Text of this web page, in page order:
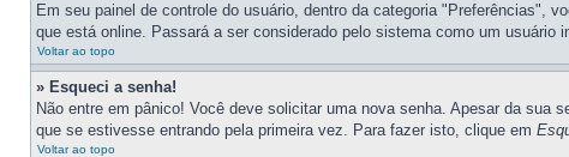
Em seu painel de controle do usuário, dentro da categoria "Preferências",
que está online. Passará a ser considerado pelo sistema como um usuário
Voltar ao topo
» Esqueci a senha!
Não entre em pânico! Você deve solicitar uma nova senha. Apesar da sua
que se estivesse entrando pela primeira vez. Para fazer isto, clique em
Voltar ao topo